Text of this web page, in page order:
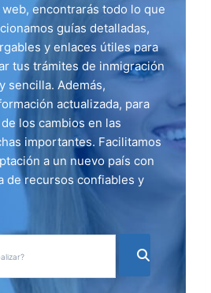
encontrarás todo lo que
guías detalladas,
y enlaces útiles para
tus trámites de inmigración
sencilla. Además,
actualizada, para
los cambios en las
importantes. Facilitamos
a un nuevo país con
de recursos confiables y